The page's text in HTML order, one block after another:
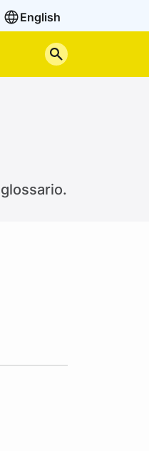
English
Cerca nel sito